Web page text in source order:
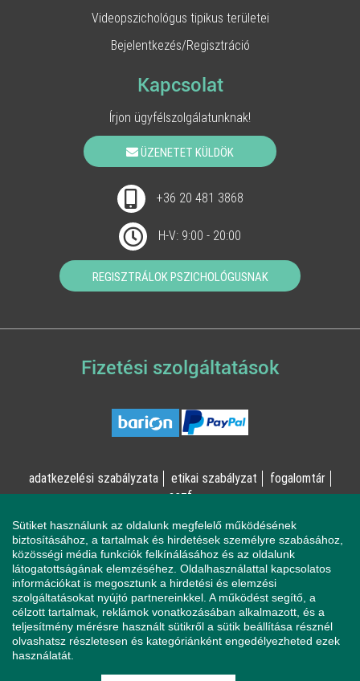
Videopszichológus tipikus területei
Bejelentkezés/Regisztráció
Kapcsolat
Írjon ügyfélszolgálatunknak!
ÜZENETET KÜLDÖK
+36 20 481 3868
H-V: 9:00 - 20:00
REGISZTRÁLOK PSZICHOLÓGUSNAK
Fizetési szolgáltatások
adatkezelési szabályzata etikai szabályzat
fogalomtár
aszf
© Online Pszichológia Kft. 2023 - Minden jog fenntartva!
2161 Csomád, Levente utca 14/A
Ha mentálisan instabil állapotban érzi magát, a magatartása
veszélyeztetheti Önt vagy a környezetében élőket, azonnal
forduljon a Sürgősségi Segélyvonalhoz (telefon: 112).
Pszichológusaink és az Online Pszichológia Kft. nem vállal
Sütiket használunk az oldalunk megfelelő működésének
biztosításához, a tartalmak és hirdetések személyre szabásához,
közösségi média funkciók felkínálásához és az oldalunk
látogatottságának elemzéséhez. Oldalhasználattal kapcsolatos
információkat is megosztunk a hirdetési és elemzési
szolgáltatásokat nyújtó partnereinkkel. A működést segítő, a
célzott tartalmak, reklámok vonatkozásában alkalmazott, és a
teljesítmény mérésre használt sütikről a sütik beállítása résznél
olvashatsz részletesen és kategóriánként engedélyezheted ezek
használatát.